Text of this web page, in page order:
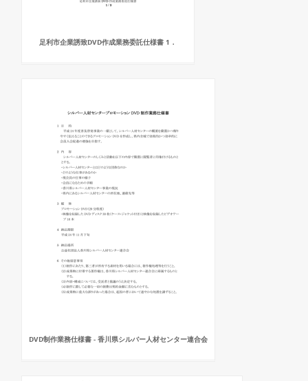
足利市企業誘致DVD作成業務委託仕様書 1．
DVD制作業務仕様書 - 香川県シルバー人材センター連合会